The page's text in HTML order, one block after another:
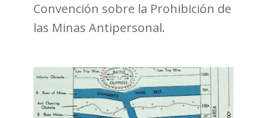
Convención sobre la Prohibición de
las Minas Antipersonal.